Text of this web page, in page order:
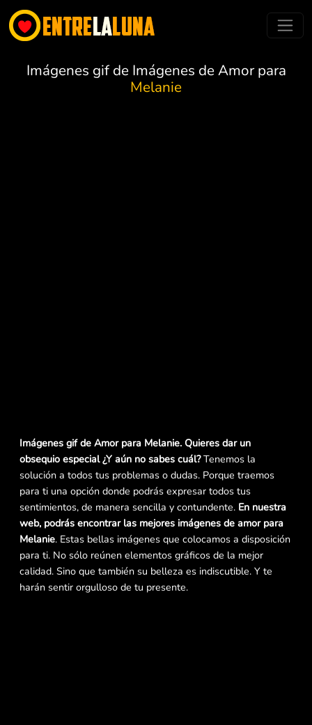
Imágenes gif de Imágenes de Amor para
Melanie
Imágenes gif de Amor para Melanie. Quieres dar un
obsequio especial ¿Y aún no sabes cuál?Tenemos la
solución a todos tus problemas o dudas. Porque traemos
para ti una opción donde podrás expresar todos tus
sentimientos, de manera sencilla y contundente. En nuestra
web, podrás encontrar las mejores imágenes de amor para
Melanie. Estas bellas imágenes que colocamos a disposición
para ti. No sólo reúnen elementos gráficos de la mejor
calidad. Sino que también su belleza es indiscutible. Y te
harán sentir orgulloso de tu presente.